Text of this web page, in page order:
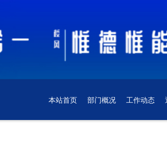
本站首页 部门概况 工作动态